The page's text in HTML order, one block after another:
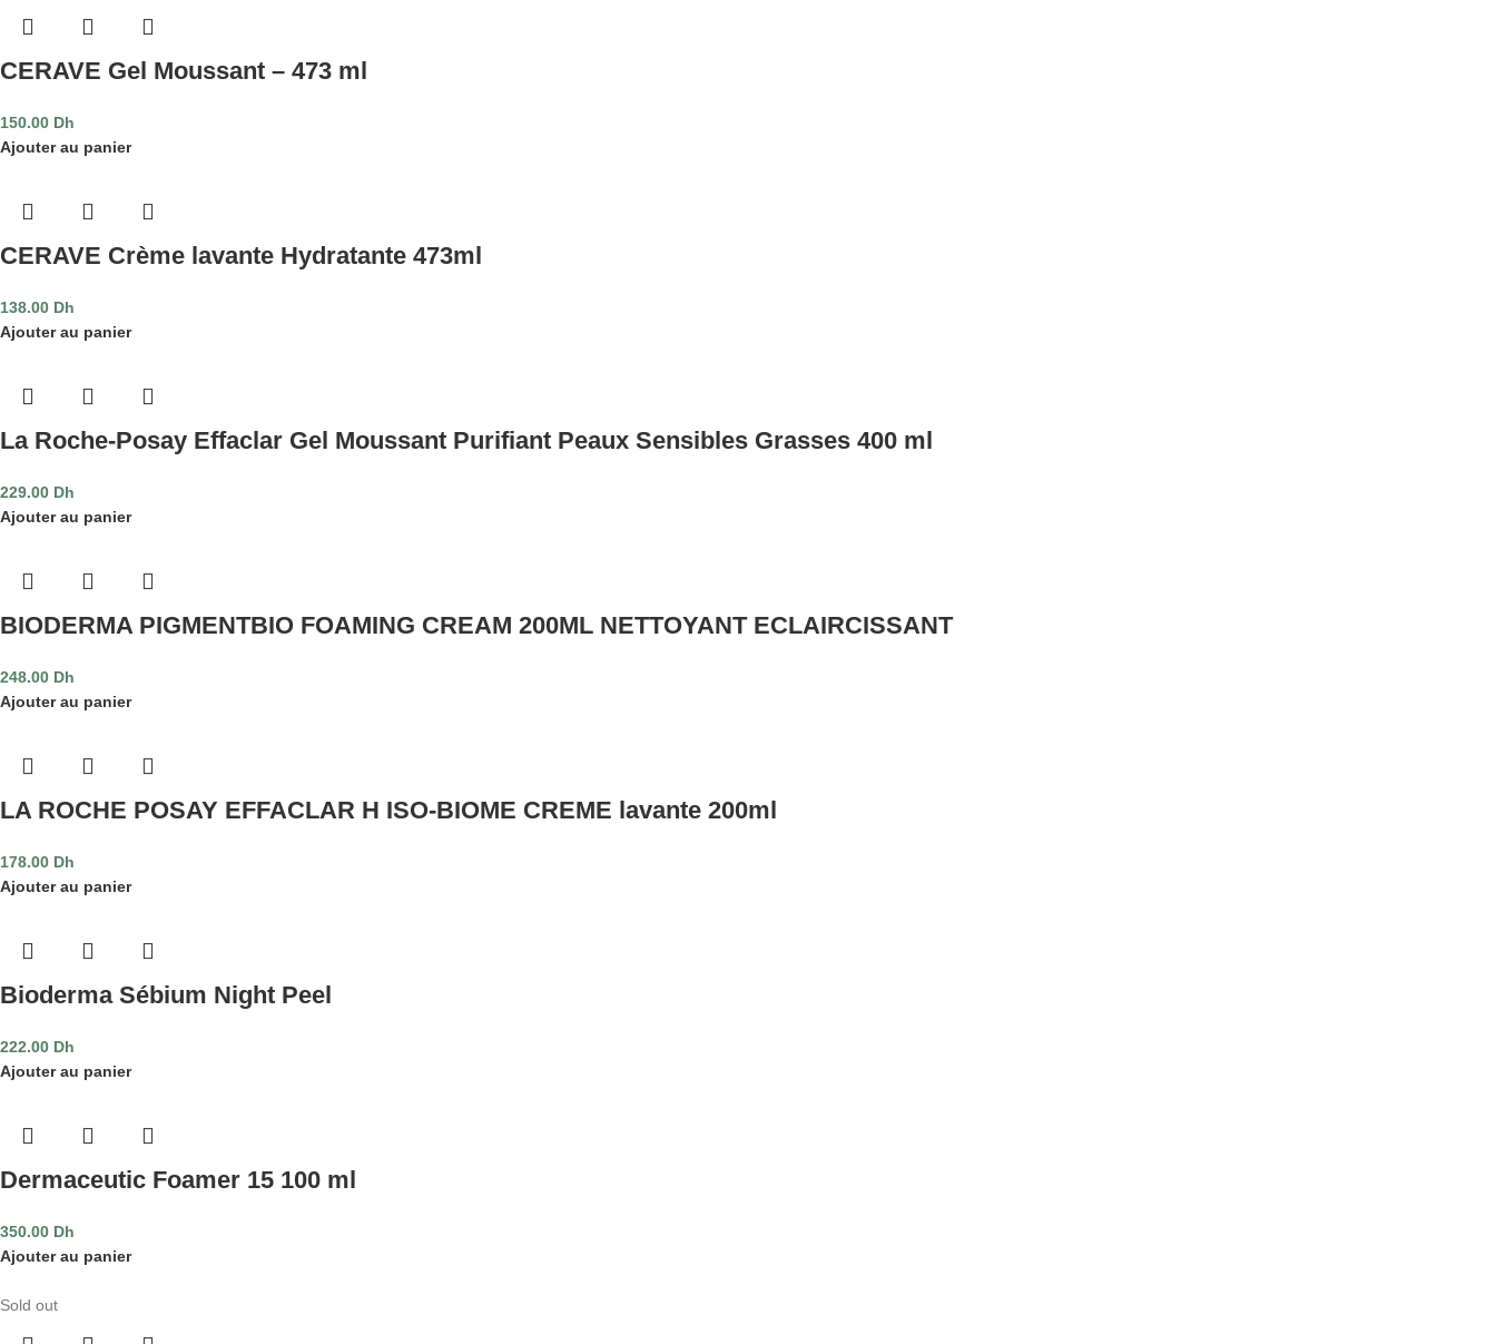
CERAVE Gel Moussant – 473 ml
150.00 Dh
Ajouter au panier
CERAVE Crème lavante Hydratante 473ml
138.00 Dh
Ajouter au panier
La Roche-Posay Effaclar Gel Moussant Purifiant Peaux Sensibles Grasses 400 ml
229.00 Dh
Ajouter au panier
BIODERMA PIGMENTBIO FOAMING CREAM 200ML NETTOYANT ECLAIRCISSANT
248.00 Dh
Ajouter au panier
LA ROCHE POSAY EFFACLAR H ISO-BIOME CREME lavante 200ml
178.00 Dh
Ajouter au panier
Bioderma Sébium Night Peel
222.00 Dh
Ajouter au panier
Dermaceutic Foamer 15 100 ml
350.00 Dh
Ajouter au panier
Sold out